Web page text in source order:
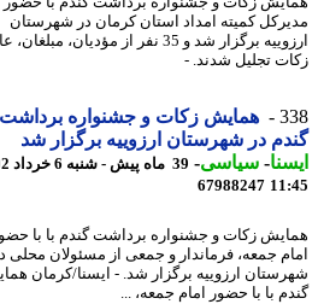
کمیته امداد استان کرمان در شهرستان
ارزوییه برگزار شد و 35 نفر از مؤدیان،
تجلیل شدند. -
همایش زکات و جشنواره برداشت
در شهرستان ارزوییه برگزار شد
-سیاسی-
39 ماه پیش - شنبه 6 خرداد 1402،
67988247
زکات و جشنواره برداشت گندم با با حضور
جمعه، فرماندار و جمعی از مسئولان محلی در
ارزوییه برگزار شد. - ایسنا/کرمان
با با حضور امام جمعه، ...